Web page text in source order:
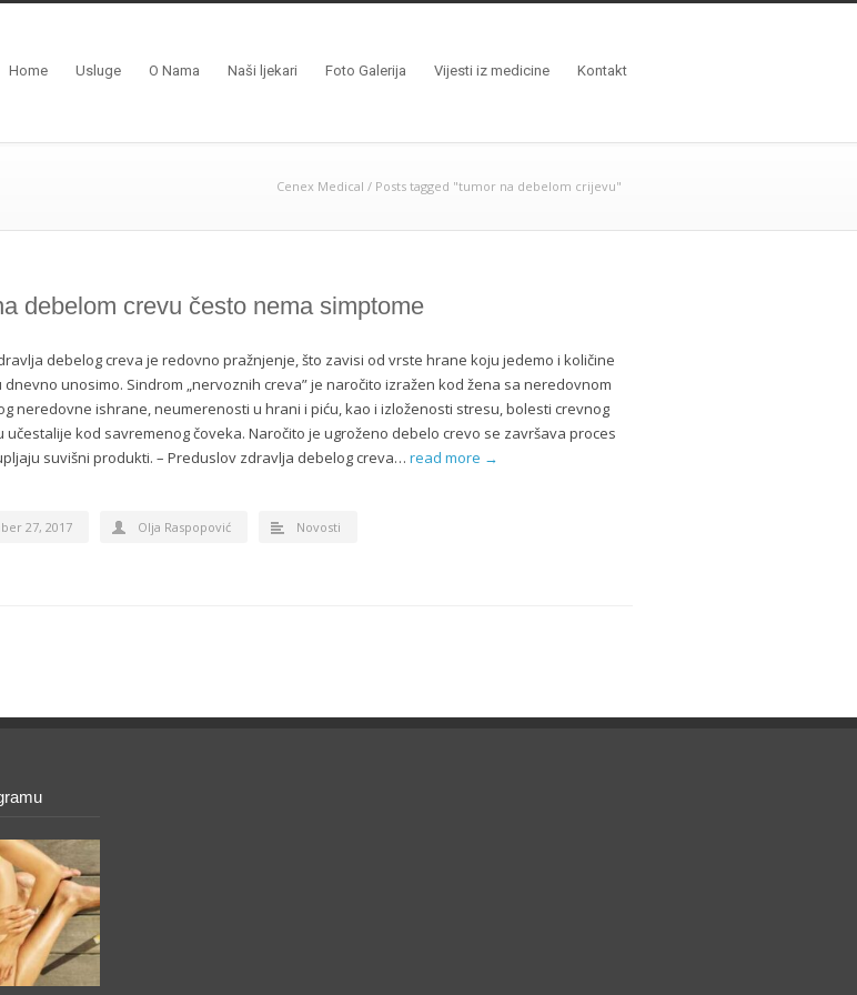
Home Usluge O Nama Naši ljekari Foto Galerija Vijesti iz medicine Kontakt
Cenex Medical / Posts tagged "tumor na debelom crijevu"
debelom crevu često nema simptome
debelog creva je redovno pražnjenje, što zavisi od vrste hrane koju jedemo i količine
dnevno unosimo. Sindrom „nervoznih creva” je naročito izražen kod žena sa neredovnom
neredovne ishrane, neumerenosti u hrani i piću, kao i izloženosti stresu, bolesti crevnog
učestalije kod savremenog čoveka. Naročito je ugroženo debelo crevo se završava proces
suvišni produkti. – Preduslov zdravlja debelog creva… read more →
27, 2017 Olja Raspopović Novosti